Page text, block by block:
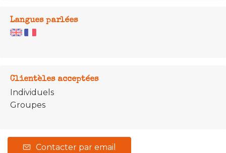
Langues parlées
Clientèles acceptées
Individuels
Groupes
Contacter par email